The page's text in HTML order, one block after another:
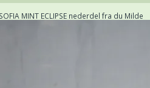
SOFIA MINT ECLIPSE nederdel fra du Milde